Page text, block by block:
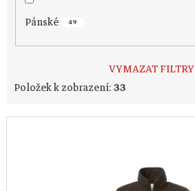
Pánské 49
VYMAZAT FILTRY
Položek k zobrazení:33